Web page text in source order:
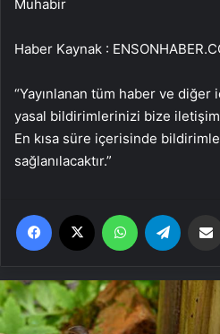
Muhabir
Haber Kaynak :
“Yayınlanan tüm haber ve
yasal bildirimlerinizi bize
En kısa süre içerisinde
sağlanılacaktır.”
Facebook WhatsApp